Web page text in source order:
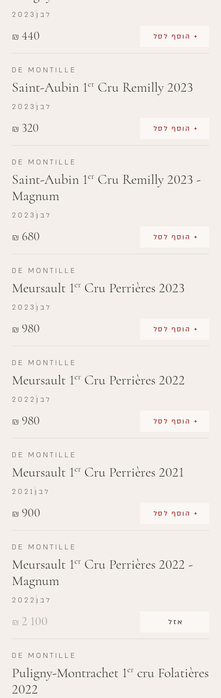
₪ 440 + הוסף לסל
2023 לבן
DE MONTILLE
Saint-Aubin 1er Cru Remilly 2023
₪ 320 + הוסף לסל
2023 לבן
DE MONTILLE
Saint-Aubin 1er Cru Remilly 2023 -
Magnum
₪ 680 + הוסף לסל
2023 לבן
DE MONTILLE
Meursault 1er Cru Perrières 2023
₪ 980 + הוסף לסל
2023 לבן
DE MONTILLE
Meursault 1er Cru Perrières 2022
₪ 980 + הוסף לסל
2022 לבן
DE MONTILLE
Meursault 1er Cru Perrières 2021
₪ 900 + הוסף לסל
2021 לבן
DE MONTILLE
Meursault 1er Cru Perrières 2022 -
Magnum
₪ 2 100 אזל
2022 לבן
DE MONTILLE
Puligny-Montrachet 1er cru Folatières
2022